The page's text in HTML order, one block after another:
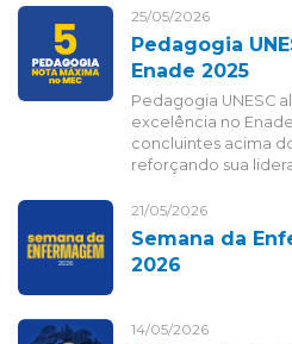
25/05/2026
Pedagogia
Enade 2025
Pedagogia UNESC
excelência no
concluintes acima
reforçando sua
21/05/2026
Semana da
2026
14/05/2026